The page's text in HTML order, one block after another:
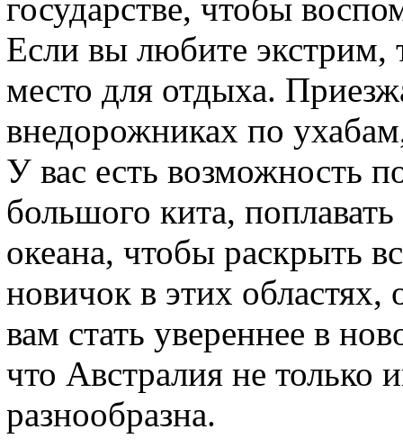
государстве, чтобы
Если вы любите экстрим,
место для отдыха.
внедорожниках по
У вас есть возможность
большого кита,
океана, чтобы раскрыть
новичок в этих
вам стать увереннее в
что Австралия не только
разнообразна.